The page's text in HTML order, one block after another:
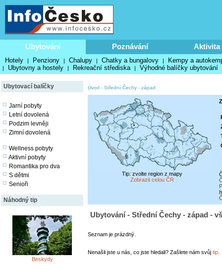
Ubytování Poznávání Aktivita
Hotely | Penziony | Chalupy | Chatky a bungalovy | Kempy a
| Ubytovny a hostely | Rekreační střediska | Výhodné balíčky ubytování
Ubytovací balíčky
Jarní pobyty
Letní dovolená
Podzim levněji
Zimní dovolená
Wellness pobyty
Aktivní pobyty
Romantika pro dva
S dětmi
Senioři
Náhodný tip
Beskydy
Úvod - Střední Čechy - západ
Tip: zvolte region z mapy
Zobrazit celou ČR
Ubytování - Střední Čechy - západ -
Seznam je prázdný.
Nenašli jste u nás, co jste hledali? Zašlete nám svůj tip